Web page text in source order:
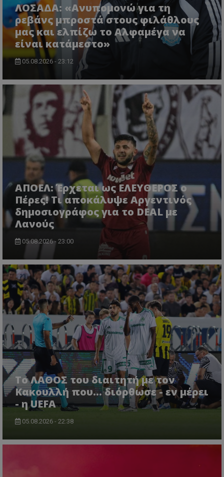
ΛΟΣΑΔΑ: «Ανυπομονώ για τη
ρεβάνς μπροστά στους φιλάθλους
μας και ελπίζω το Αλφαμέγα να
είναι κατάμεστο»
05.08.2026 - 23:12
ΑΠΟΕΛ: Έρχεται ως ΕΛΕΥΘΕΡΟΣ ο
Πέρες! Τι αποκάλυψε Αργεντινός
δημοσιογράφος για το DEAL με
Λανούς
05.08.2026 - 23:00
Το ΛΑΘΟΣ του διαιτητή με τον
Κακουλλή που... διόρθωσε - εν μέρει
- η UEFA
05.08.2026 - 22:38